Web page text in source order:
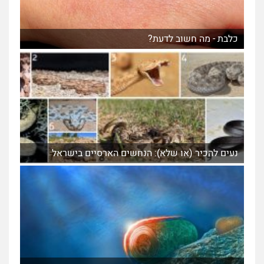
כלבת - מה חשוב לדעת?
נעים להכיר (או שלא): הנחשים הארסיים בישראל